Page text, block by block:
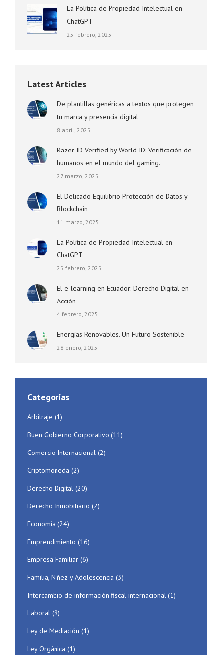
La Política de Propiedad Intelectual en
ChatGPT
25 febrero, 2025
Latest Articles
De plantillas genéricas a textos que protegen
tu marca y presencia digital
8 abril, 2025
Razer ID Verified by World ID: Verificación de
humanos en el mundo del gaming.
27 marzo, 2025
El Delicado Equilibrio Protección de Datos y
Blockchain
11 marzo, 2025
La Política de Propiedad Intelectual en
ChatGPT
25 febrero, 2025
El e-learning en Ecuador: Derecho Digital en
Acción
4 febrero, 2025
Energías Renovables. Un Futuro Sostenible
28 enero, 2025
Categorías
Arbitraje (1)
Buen Gobierno Corporativo (11)
Comercio Internacional (2)
Criptomoneda (2)
Derecho Digital (20)
Derecho Inmobiliario (2)
Economía (24)
Emprendimiento (16)
Empresa Familiar (6)
Familia, Niñez y Adolescencia (3)
Intercambio de información fiscal internacional (1)
Laboral (9)
Ley de Mediación (1)
Ley Orgánica (1)